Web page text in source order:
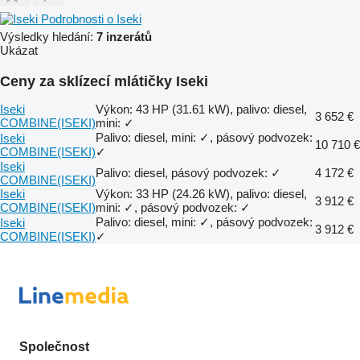
Podrobnosti o Iseki
Výsledky hledání: 7 inzerátů
Ukázat
Ceny za sklízecí mlátičky Iseki
Iseki
COMBINE(ISEKI)
Výkon: 43 HP (31.61 kW), palivo: diesel,
mini: ✓
3 652 €
Iseki
COMBINE(ISEKI)
Palivo: diesel, mini: ✓, pásový podvozek:
✓
10 710 €
Iseki
COMBINE(ISEKI)
Palivo: diesel, pásový podvozek: ✓
4 172 €
Iseki
COMBINE(ISEKI)
Výkon: 33 HP (24.26 kW), palivo: diesel,
mini: ✓, pásový podvozek: ✓
3 912 €
Iseki
COMBINE(ISEKI)
Palivo: diesel, mini: ✓, pásový podvozek:
✓
3 912 €
Společnost